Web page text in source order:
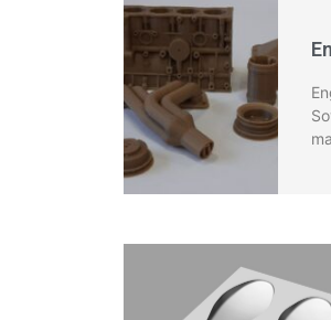
Modelatge i